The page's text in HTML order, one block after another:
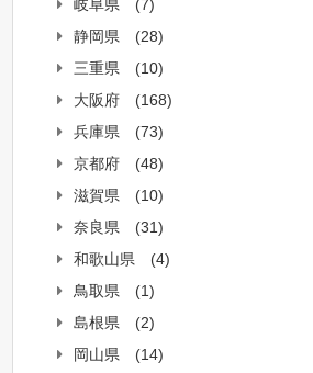
岐阜県
(7)
静岡県
(28)
三重県
(10)
大阪府
(168)
兵庫県
(73)
京都府
(48)
滋賀県
(10)
奈良県
(31)
和歌山県
(4)
鳥取県
(1)
島根県
(2)
岡山県
(14)